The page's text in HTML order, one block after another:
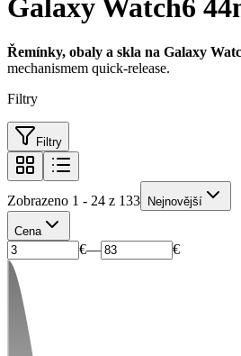
Galaxy Watch6
Řemínky, obaly a skla na Galaxy
mechanismem quick-release.
Filtry
Filtry
Zobrazeno 1 - 24 z 133 Nejnovější
Cena
€— €